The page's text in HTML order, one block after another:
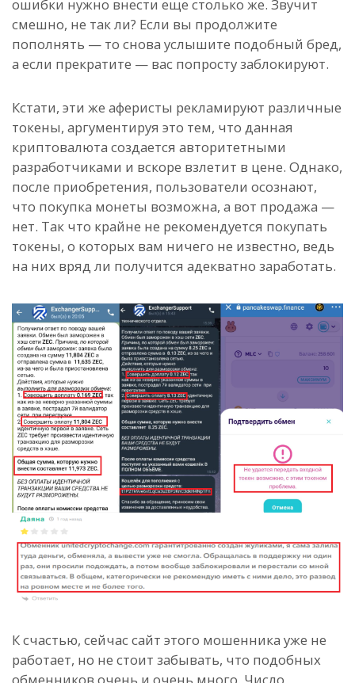
ошибки нужно внести еще столько же. Звучит
смешно, не так ли? Если вы продолжите
пополнять — то снова услышите подобный бред,
а если прекратите — вас попросту заблокируют.
Кстати, эти же аферисты рекламируют различные
токены, аргументируя это тем, что данная
криптовалюта создается авторитетными
разработчиками и вскоре взлетит в цене. Однако,
после приобретения, пользователи осознают,
что покупка монеты возможна, а вот продажа —
нет. Так что крайне не рекомендуется покупать
токены, о которых вам ничего не известно, ведь
на них вряд ли получится адекватно заработать.
К счастью, сейчас сайт этого мошенника уже не
работает, но не стоит забывать, что подобных